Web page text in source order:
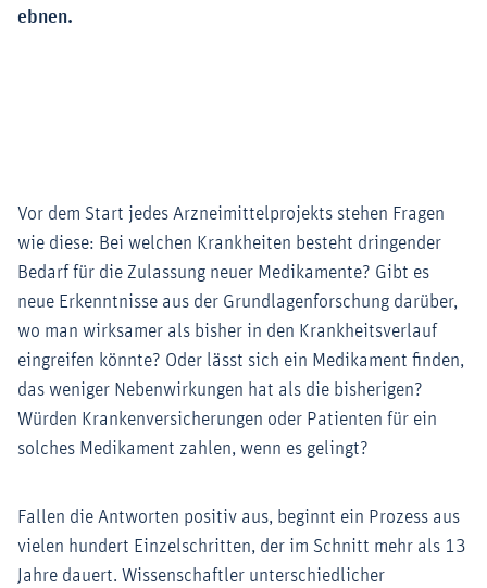
ebnen.
Vor dem Start jedes Arzneimittelprojekts stehen Fragen
wie diese: Bei welchen Krankheiten besteht dringender
Bedarf für die Zulassung neuer Medikamente? Gibt es
neue Erkenntnisse aus der Grundlagenforschung darüber,
wo man wirksamer als bisher in den Krankheitsverlauf
eingreifen könnte? Oder lässt sich ein Medikament finden,
das weniger Nebenwirkungen hat als die bisherigen?
Würden Krankenversicherungen oder Patienten für ein
solches Medikament zahlen, wenn es gelingt?
Fallen die Antworten positiv aus, beginnt ein Prozess aus
vielen hundert Einzelschritten, der im Schnitt mehr als 13
Jahre dauert. Wissenschaftler unterschiedlicher